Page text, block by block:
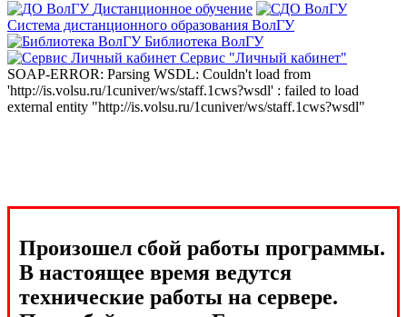
Дистанционное обучение
Система дистанционного образования ВолГУ
Библиотека ВолГУ
Сервис "Личный кабинет"
SOAP-ERROR: Parsing WSDL: Couldn't load from
'http://is.volsu.ru/1cuniver/ws/staff.1cws?wsdl' : failed to load
external entity "http://is.volsu.ru/1cuniver/ws/staff.1cws?wsdl"
Произошел сбой работы программы.
В настоящее время ведутся
технические работы на сервере.